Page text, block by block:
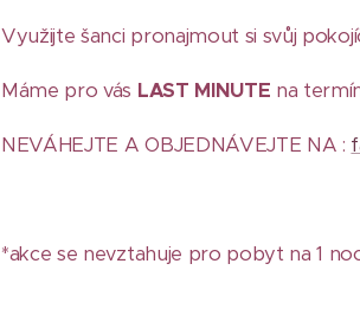
Využijte šanci pronajmout si svůj
Máme pro vás LAST MINUTE na
NEVÁHEJTE A OBJEDNÁVEJTE NA :
*akce se nevztahuje pro pobyt na 1